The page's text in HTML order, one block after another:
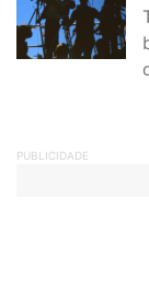
PUBLICIDADE